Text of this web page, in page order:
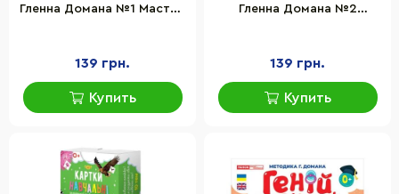
Гленна Домана №1 Мастер
139 грн.
Купить
Гленна Домана №2
139 грн.
Купить